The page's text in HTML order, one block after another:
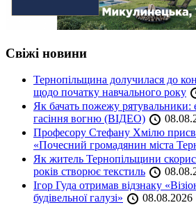
Свіжі новини
Тернопільщина долучилася до
щодо початку навчального року
Як бачать пожежу рятувальники:
гасіння вогню (ВІДЕО)
Професору Стефану Хмілю
«Почесний громадянин міста
Як житель Тернопільщини
років створює текстиль
Ігор Гуда отримав відзнаку
будівельної галузі»
08.08.2026